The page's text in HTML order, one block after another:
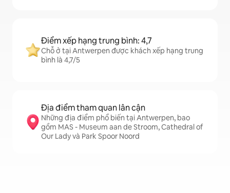
Điểm xếp hạng trung bình: 4,7
Chỗ ở tại Antwerpen được khách xếp hạng trung
bình là 4,7/5
Địa điểm tham quan lân cận
Những địa điểm phổ biến tại Antwerpen, bao
gồm MAS - Museum aan de Stroom, Cathedral of
Our Lady và Park Spoor Noord